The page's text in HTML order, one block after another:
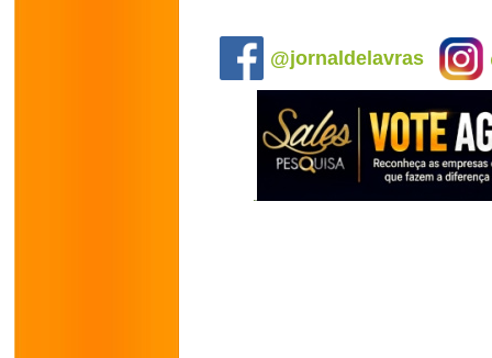
@jornaldelavras